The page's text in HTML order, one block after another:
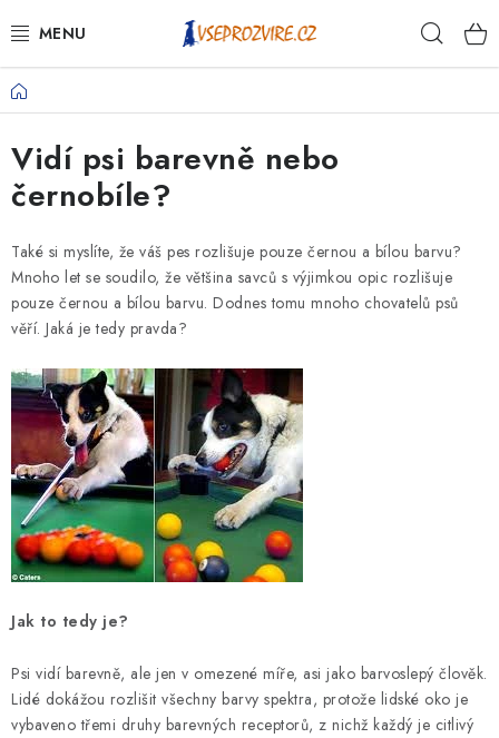
na
PSI
KOČKY
KONĚ
ANTIPARAZITIKA
PRO CHOVATELE
NA NEMOCI
KRÁLÍCI/HLODAVCI/PTÁCI
SLEVY
ZNAČKY
Ceník dopravy
Domů
Vidí psi barevně nebo
černobíle?
Také si myslíte, že váš pes rozlišuje pouze černou a bílou barvu?
Mnoho let se soudilo, že většina savců s výjimkou opic rozlišuje
pouze černou a bílou barvu. Dodnes tomu mnoho chovatelů psů
věří. Jaká je tedy pravda?
Jak to tedy je?
Psi vidí barevně, ale jen v omezené míře, asi jako barvoslepý člověk.
Lidé dokážou rozlišit všechny barvy spektra, protože lidské oko je
vybaveno třemi druhy barevných receptorů, z nichž každý je citlivý